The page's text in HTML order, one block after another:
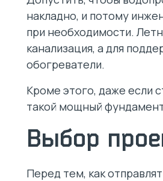
накладно, и потому
при необходимости.
канализация, а для
обогреватели.
Кроме этого, даже если
такой мощный
Выбор
Перед тем, как